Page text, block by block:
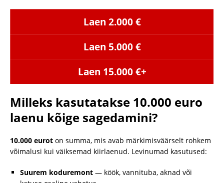
Laen 2.000 €
Laen 5.000 €
Laen 15.000 €+
Milleks kasutatakse 10.000 euro
laenu kõige sagedamini?
10.000 eurot on summa, mis avab märkimisväärselt rohkem
võimalusi kui väiksemad kiirlaenud. Levinumad kasutused:
Suurem koduremоnt — köök, vannituba, aknad või